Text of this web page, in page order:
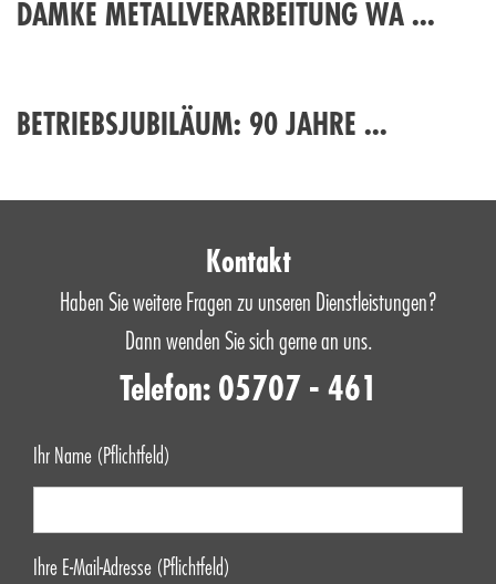
DAMKE METALLVERARBEITUNG WÄ ...
BETRIEBSJUBILÄUM: 90 JAHRE ...
Kontakt
Haben Sie weitere Fragen zu unseren Dienstleistungen?
Dann wenden Sie sich gerne an uns.
Telefon: 05707 - 461
Ihr Name (Pflichtfeld)
Ihre E-Mail-Adresse (Pflichtfeld)